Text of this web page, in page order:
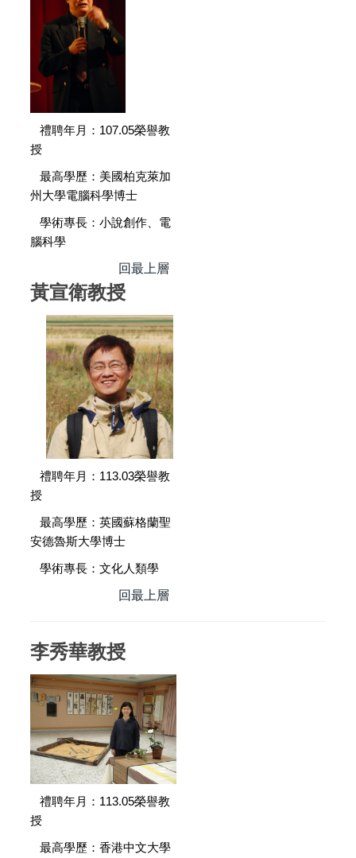
禮聘年月：107.05榮譽教
授
最高學歷：美國柏克萊加
州大學電腦科學博士
學術專長：小說創作、電
腦科學
回最上層
黃宣衛教授
禮聘年月：113.03榮譽教
授
最高學歷：英國蘇格蘭聖
安德魯斯大學博士
學術專長：文化人類學
回最上層
李秀華教授
禮聘年月：113.05榮譽教
授
最高學歷：香港中文大學